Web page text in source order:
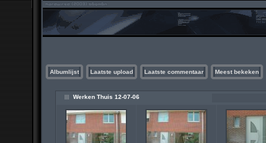
Albumlijst Laatste upload Laatste commentaar Meest bekeken
Werken Thuis 12-07-06